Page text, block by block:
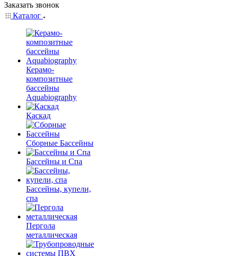
Заказать звонок
Каталог
Керамо-
композитные
бассейны
Aquabiography
Каскад
Сборные Бассейны
Бассейны и Спа
Бассейны, купели,
спа
Пергола
металлическая